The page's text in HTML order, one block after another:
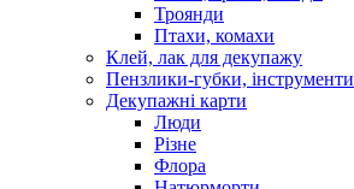
Троянди
Птахи, комахи
Клей, лак для декупажу
Пензлики-губки, інструменти
Декупажні карти
Люди
Різне
Флора